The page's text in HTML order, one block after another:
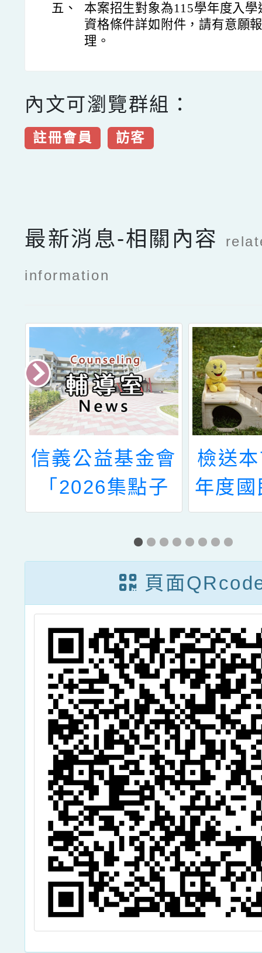
五、
本案招生對象為115學年度入
資格條件詳如附件，請有意願
理。
內文可瀏覽群組：
註冊會員 訪客
最新消息-相關內容
information
信義公益基金會
「2026集點子
大賽」活動
檢送
年度
般智
力資
生鑑
份 ，
頁面